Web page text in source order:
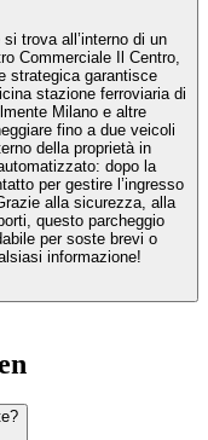
trova all’interno di un
Commerciale Il Centro,
strategica garantisce
stazione ferroviaria di
Milano e altre
fino a due veicoli
della proprietà in
dopo la
per gestire l’ingresso
alla sicurezza, alla
questo parcheggio
per soste brevi o
informazione!